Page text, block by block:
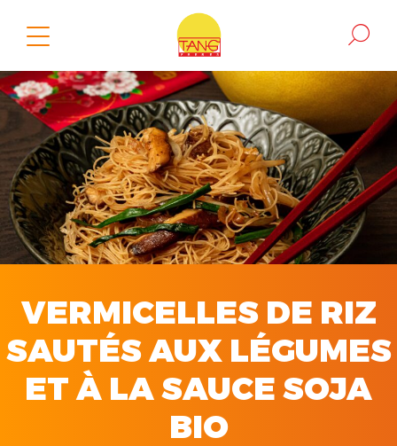
VERMICELLES DE RIZ
SAUTÉS AUX LÉGUMES
ET À LA SAUCE SOJA
BIO